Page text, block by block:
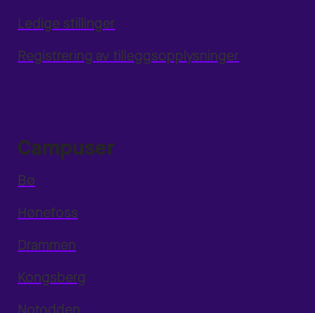
Ledige stillinger
Registrering av tilleggsopplysninger
Campuser
Bø
Hønefoss
Drammen
Kongsberg